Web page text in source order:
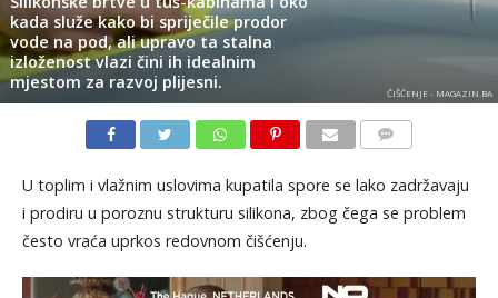
kada služe kako bi spriječile prodor
vode na pod, ali upravo ta stalna
izloženost vlazi čini ih idealnim
mjestom za razvoj plijesni.
ČIŠĆENJE - MAGAZIN.BA
U toplim i vlažnim uslovima kupatila spore se lako zadržavaju
i prodiru u poroznu strukturu silikona, zbog čega se problem
često vraća uprkos redovnom čišćenju.